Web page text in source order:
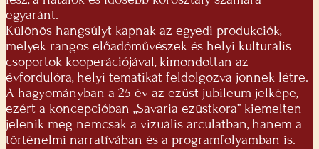
egyaránt.
Különös hangsúlyt kapnak az egyedi produkciók,
melyek rangos előadóművészek és helyi kulturális
csoportok kooperációjával, kimondottan az
évfordulóra, helyi tematikát feldolgozva jönnek létre.
A hagyományban a 25 év az ezüst jubileum jelképe,
ezért a koncepcióban „Savaria ezüstkora” kiemelten
jelenik meg nemcsak a vizuális arculatban, hanem a
történelmi narratívában és a programfolyamban is.